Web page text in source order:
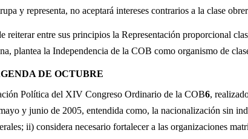
y representa, no aceptará intereses contrarios a la clase
reiterar entre sus principios la Representación proporcional
plantea la Independencia de la COB como organismo de
DE OCTUBRE
Política del XIV Congreso Ordinario de la COB6,
y junio de 2005, entendida como, la nacionalización sin
ii) considera necesario fortalecer a las organizaciones